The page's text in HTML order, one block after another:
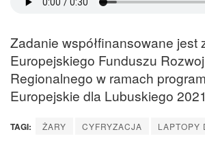
Zadanie współfinansowane jest
Europejskiego Funduszu
Regionalnego w ramach
Europejskie dla Lubuskiego
TAGI: ŻARY CYFRYZACJA LAPTOPY